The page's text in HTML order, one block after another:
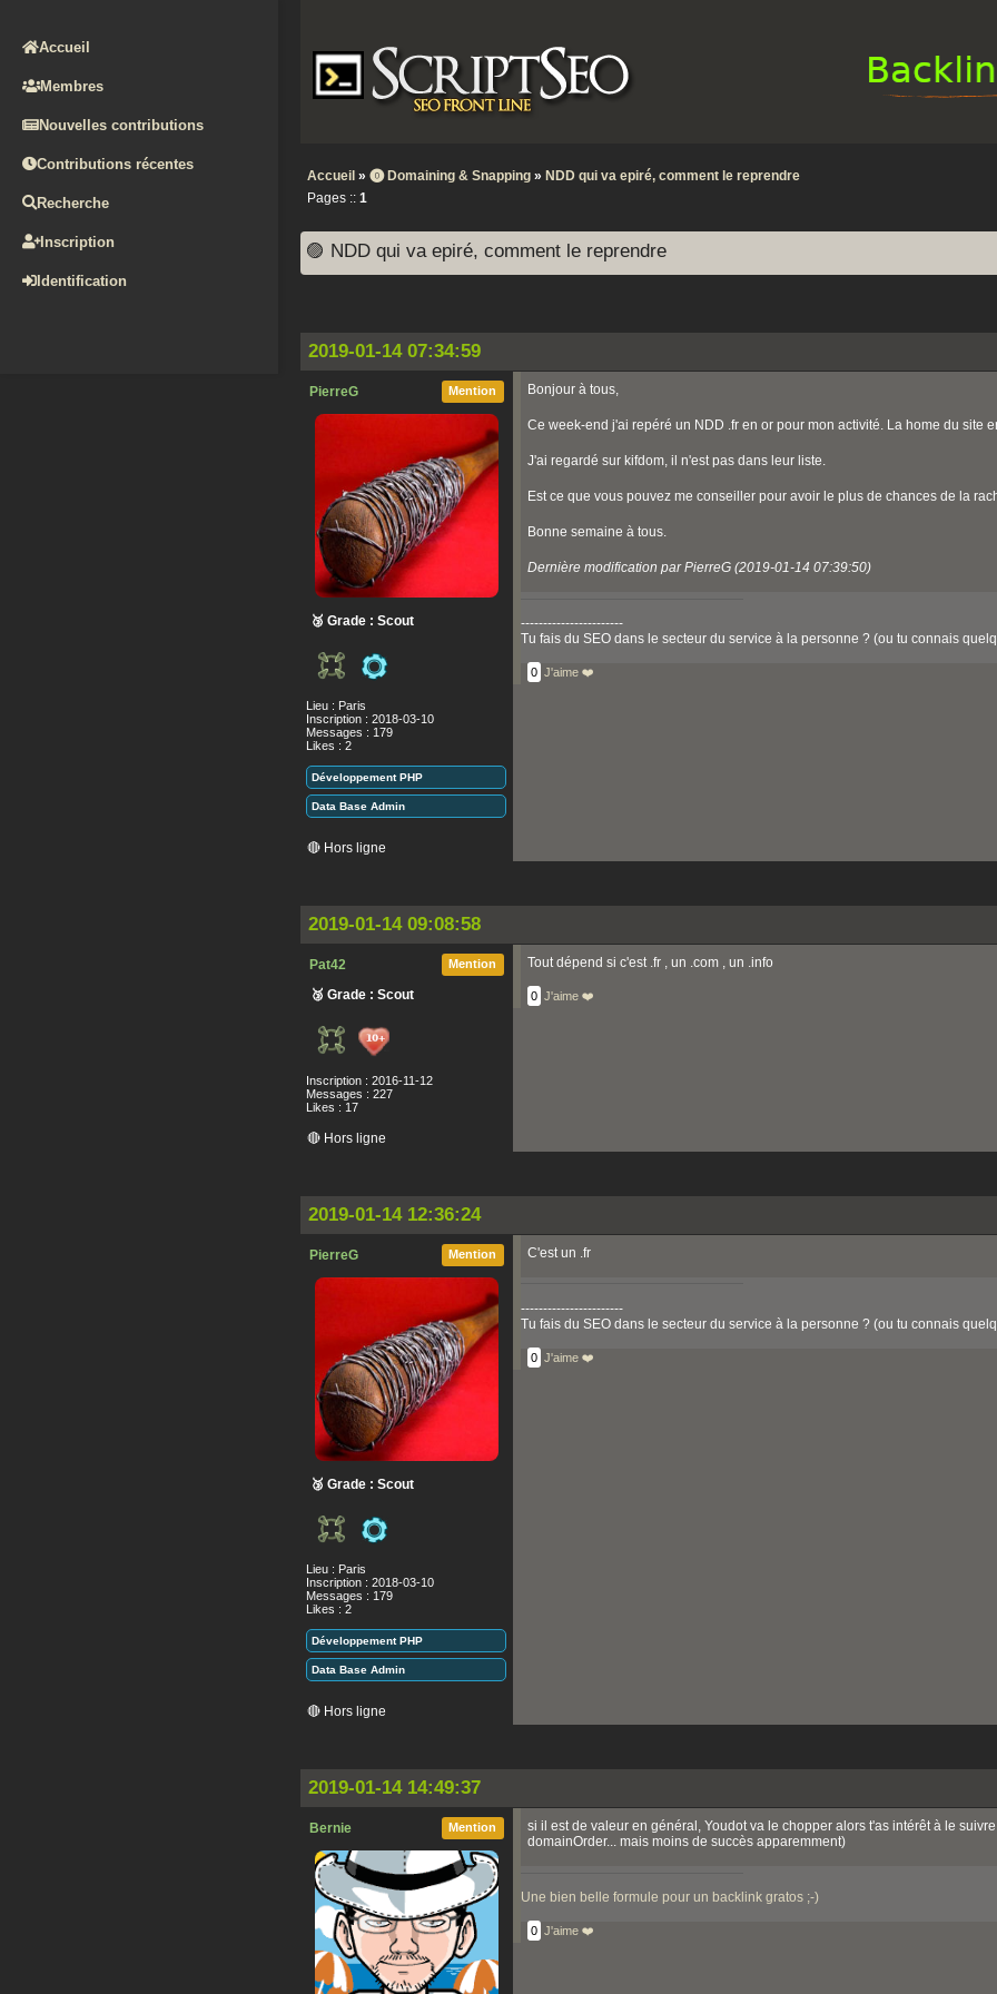
Accueil
Membres
Nouvelles contributions
Contributions récentes
Recherche
Inscription
Identification
Accueil » ⓿ Domaining & Snapping » NDD qui va epiré, comment le reprendre
Pages :: 1
🟣 NDD qui va epiré, comment le reprendre
2019-01-14 07:34:59
Mention
PierreG
🥉 Grade : Scout
Lieu : Paris
Inscription : 2018-03-10
Messages : 179
Likes : 2
Développement PHP
Data Base Admin
Bonjour à tous,
Ce week-end j'ai repéré un NDD .fr en or pour mon activité. La home du site
J'ai regardé sur kifdom, il n'est pas dans leur liste.
Est ce que vous pouvez me conseiller pour avoir le plus de chances de la
Bonne semaine à tous.
Dernière modification par PierreG (2019-01-14 07:39:50)
-----------------------
Tu fais du SEO dans le secteur du service à la personne ? (ou tu connais
0 J'aime ❤️
🔴 Hors ligne
2019-01-14 09:08:58
Mention
Pat42
🥉 Grade : Scout
Inscription : 2016-11-12
Messages : 227
Likes : 17
Tout dépend si c'est .fr , un .com , un .info
0 J'aime ❤️
🔴 Hors ligne
2019-01-14 12:36:24
Mention
PierreG
🥉 Grade : Scout
Lieu : Paris
Inscription : 2018-03-10
Messages : 179
Likes : 2
Développement PHP
Data Base Admin
C'est un .fr
-----------------------
Tu fais du SEO dans le secteur du service à la personne ? (ou tu connais
0 J'aime ❤️
🔴 Hors ligne
2019-01-14 14:49:37
Mention
Bernie
si il est de valeur en général, Youdot va le chopper alors t'as intérêt à le
domainOrder... mais moins de succès apparemment)
Une bien belle formule pour un backlink gratos ;-)
0 J'aime ❤️